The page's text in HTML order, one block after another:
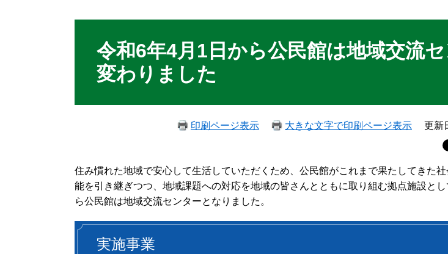
令和6年4月1日から公民館は地域交流
変わりました
印刷ページ表示 大きな文字で印刷ページ表示 更新
住み慣れた地域で安心して生活していただくため、公民館がこれまで果たしてきた
能を引き継ぎつつ、地域課題への対応を地域の皆さんとともに取り組む拠点施設と
ら公民館は地域交流センターとなりました。
実施事業